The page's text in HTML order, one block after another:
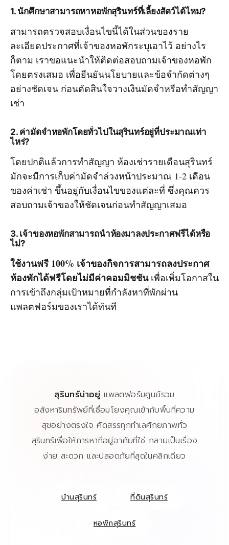
1. นักศึกษาสามารถหาหอพักสุรินทร์ที่เลี้ยงสัตว์ได้ไหม?
สามารถตรวจสอบเงื่อนไขนี้ได้ในส่วนของราย
ละเอียดประกาศที่เจ้าของหอพักระบุเอาไว้ อย่างไร
ก็ตาม เราขอแนะนำให้ติดต่อสอบถามเจ้าของหอพัก
โดยตรงเสมอ เพื่อยืนยันนโยบายและข้อจำกัดต่างๆ
อย่างชัดเจน ก่อนตัดสินใจวางเงินมัดจำหรือทำสัญญา
เช่า
2. ค่ามัดจำหอพักโดยทั่วไปในสุรินทร์อยู่ที่ประมาณเท่า
ไหร่?
โดยปกติแล้วการทำสัญญา ห้องเช่ารายเดือนสุรินทร์
มักจะมีการเก็บค่ามัดจำล่วงหน้าประมาณ 1-2 เดือน
ของค่าเช่า ขึ้นอยู่กับเงื่อนไขของแต่ละที่ ซึ่งคุณควร
สอบถามเจ้าของให้ชัดเจนก่อนทำสัญญาเสมอ
3. เจ้าของหอพักสามารถนำห้องมาลงประกาศฟรีได้หรือ
ไม่?
ใช้งานฟรี 100% เจ้าของกิจการสามารถลงประกาศ
ห้องพักได้ฟรีโดยไม่มีค่าคอมมิชชันเพื่อเพิ่มโอกาสใน
การเข้าถึงกลุ่มเป้าหมายที่กำลังหาที่พักผ่าน
แพลตฟอร์มของเราได้ทันที
สุรินทร์น่าอยู่ แพลตฟอร์มศูนย์รวม
อสังหาริมทรัพย์ที่เชื่อมโยงคุณเข้ากับพื้นที่ความ
สุขอย่างตรงใจ คัดสรรทุกทำเลศักยภาพทั่ว
สุรินทร์เพื่อให้การหาที่อยู่อาศัยที่ใช่ กลายเป็นเรื่อง
ง่าย สะดวก และปลอดภัยที่สุดในคลิกเดียว
บ้านสุรินทร์ ที่ดินสุรินทร์
หอพักสุรินทร์